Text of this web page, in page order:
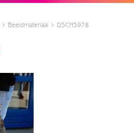
Beeldmateriaal DSCN5978